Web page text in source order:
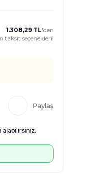
1.308,29 TL'den
taksit seçenekleri!
Paylaş
alabilirsiniz.